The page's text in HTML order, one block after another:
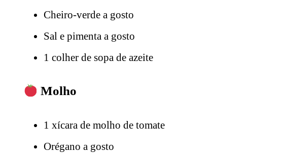
Cheiro-verde a gosto
Sal e pimenta a gosto
1 colher de sopa de azeite
Molho
1 xícara de molho de tomate
Orégano a gosto